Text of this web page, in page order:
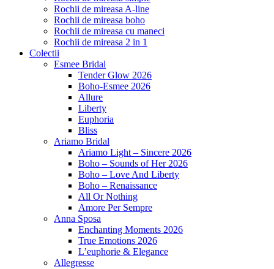
Rochii de mireasa A-line
Rochii de mireasa boho
Rochii de mireasa cu maneci
Rochii de mireasa 2 in 1
Colectii
Esmee Bridal
Tender Glow 2026
Boho-Esmee 2026
Allure
Liberty
Euphoria
Bliss
Ariamo Bridal
Ariamo Light – Sincere 2026
Boho – Sounds of Her 2026
Boho – Love And Liberty
Boho – Renaissance
All Or Nothing
Amore Per Sempre
Anna Sposa
Enchanting Moments 2026
True Emotions 2026
L’euphorie & Elegance
Allegresse